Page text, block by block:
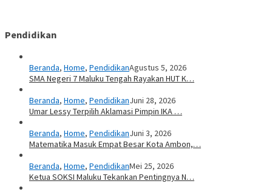
Pendidikan
Beranda, Home, PendidikanAgustus 5, 2026
SMA Negeri 7 Maluku Tengah Rayakan HUT K…
Beranda, Home, PendidikanJuni 28, 2026
Umar Lessy Terpilih Aklamasi Pimpin IKA …
Beranda, Home, PendidikanJuni 3, 2026
Matematika Masuk Empat Besar Kota Ambon,…
Beranda, Home, PendidikanMei 25, 2026
Ketua SOKSI Maluku Tekankan Pentingnya N…